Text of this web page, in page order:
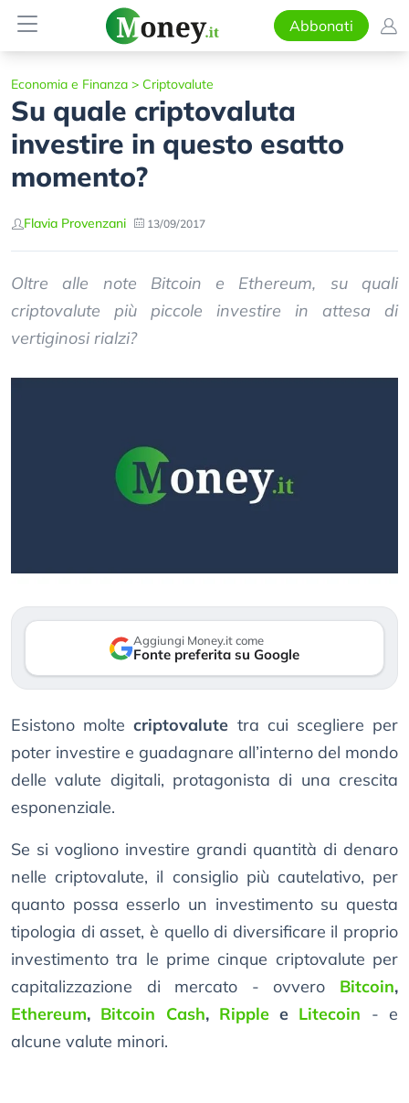
Abbonati
Economia e Finanza > Criptovalute
Su quale criptovaluta
investire in questo esatto
momento?
Flavia Provenzani 13/09/2017
Oltre alle note Bitcoin e Ethereum, su quali
criptovalute più piccole investire in attesa di
vertiginosi rialzi?
Aggiungi Money.it come
Fonte preferita su Google
Esistono moltecriptovalute tra cui scegliere per
poter investire e guadagnare all’interno del mondo
delle valute digitali, protagonista di una crescita
esponenziale.
Se si vogliono investire grandi quantità di denaro
nelle criptovalute, il consiglio più cautelativo, per
quanto possa esserlo un investimento su questa
tipologia di asset, è quello di diversificare il proprio
investimento tra le prime cinque criptovalute per
capitalizzazione di mercato - ovvero Bitcoin,
Ethereum, Bitcoin Cash, Ripplee Litecoin - e
alcune valute minori.